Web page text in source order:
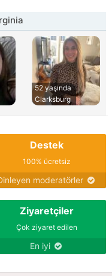
52 yaşında
Clarksburg
Destek
100% ücretsiz
moderatörler
Ziyaretçiler
Çok ziyaret edilen
En iyi